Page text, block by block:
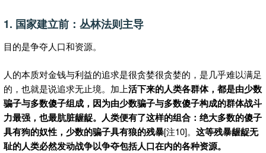
1. 国家建立前：丛林法则主导
目的是争夺人口和资源。
人的本质对金钱与利益的追求是很贪婪很贪婪的，是几乎难以满足
的，也就是说追求无止境。加上活下来的人类各群体，都是由少数
骗子与多数傻子组成，因为由少数骗子与多数傻子构成的群体战斗
力最强，也最肮脏龌龊。 人类便有了这样的组合：绝大多数的傻子
具有狗的奴性 ，少数的骗子具有狼的残暴[注10]。 这等残暴龌龊无
耻的人类必然发动战争以争夺包括人口在内的各种资源。